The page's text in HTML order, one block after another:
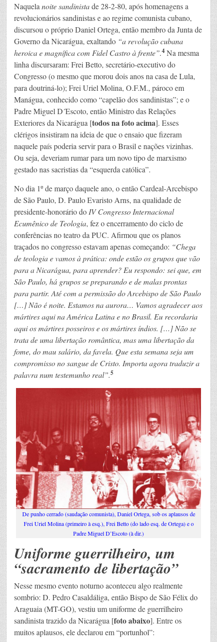
Naquelanoite sandinistade 28-2-80, após homenagens a
revolucionários sandinistas e ao regime comunista cubano,
discursou o próprio Daniel Ortega, então membro da Junta de
Governo da Nicarágua, exaltando “a revolução cubana
heroica e magnífica com Fidel Castro à frente”.4 Na mesma
linha discursaram: Frei Betto, secretário-executivo do
Congresso (o mesmo que morou dois anos na casa de Lula,
para doutriná-lo); Frei Uriel Molina, O.F.M., pároco em
Manágua, conhecido como “capelão dos sandinistas”; e o
Padre Miguel D´Escoto, então Ministro das Relações
Exteriores da Nicarágua [todos na foto acima]. Esses
clérigos insistiram na ideia de que o ensaio que fizeram
naquele país poderia servir para o Brasil e nações vizinhas.
Ou seja, deveriam rumar para um novo tipo de marxismo
gestado nas sacristias da “esquerda católica”.
No dia 1º de março daquele ano, o então Cardeal-Arcebispo
de São Paulo, D. Paulo Evaristo Arns, na qualidade de
presidente-honorário doIV Congresso Internacional
Ecumênico de Teologia, fez o encerramento do ciclo de
conferências no teatro da PUC. Afirmou que os planos
traçados no congresso estavam apenas começando: “Chega
de teologia e vamos à prática: onde estão os grupos que vão
para a Nicarágua, para aprender? Eu respondo: sei que, em
São Paulo, há grupos se preparando e de malas prontas
para partir. Até com a permissão do Arcebispo de São Paulo
[…] Não é noite. Estamos na aurora… Vamos agradecer aos
mártires aqui na América Latina e no Brasil. Eu recordaria
aqui os mártires posseiros e os mártires índios. […] Não se
trata de uma libertação romântica, mas uma libertação da
fome, do mau salário, da favela. Que esta semana seja um
compromisso no sangue de Cristo. Importa agora traduzir a
palavra num testemunho real”.5
De punho cerrado (saudação comunista), Daniel Ortega, sob os aplausos de
Frei Uriel Molina (primeiro à esq.), Frei Betto (do lado esq. de Ortega) e o
Padre Miguel D’Escoto (à dir.)
Uniforme guerrilheiro, um
“sacramento de libertação”
Nesse mesmo evento noturno aconteceu algo realmente
sombrio: D. Pedro Casaldáliga, então Bispo de São Félix do
Araguaia (MT-GO), vestiu um uniforme de guerrilheiro
sandinista trazido da Nicarágua [foto abaixo]. Entre os
muitos aplausos, ele declarou em “portunhol”: